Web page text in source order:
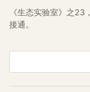
《生态实验室》之
接通。